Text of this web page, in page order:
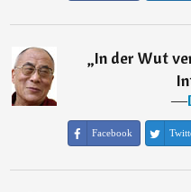
„In der Wut
―
Facebook